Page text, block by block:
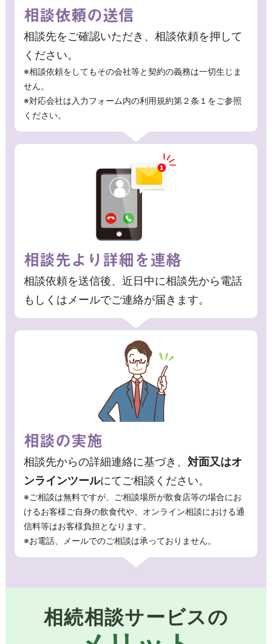
相談依頼の送信
相談先をご確認いただき、相談依頼を押して
ください。
※相談依頼をしてもその会社等と契約の義務は一切生じま
せん。
※対応会社は入力フォーム内の利用規約第２条１をご参照
ください。
相談先より詳細を連絡
相談依頼を送信後、近日中に相談先から電話
もしくはメールでご連絡が届きます。
相談の実施
相談先からの詳細連絡に基づき、 対面又はオ
ンラインツールにてご相談ください。
※ご相談は無料ですが、ご相談場所が飲食店等の場合にお
けるお客様ご自身の飲食代や、オンライン相談における通
信料等はお客様負担となります。
※お電話、メールでのご相談は承っておりません。
相続相談サービスの